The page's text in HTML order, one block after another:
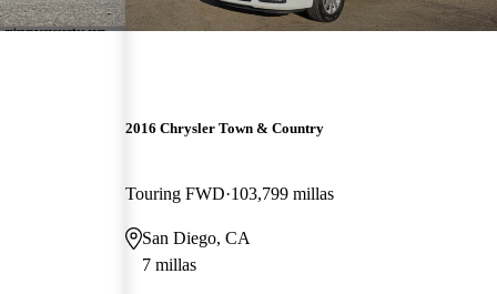
2016 Chrysler Town & Country
Touring FWD 103,799 millas
San Diego, CA
7 millas